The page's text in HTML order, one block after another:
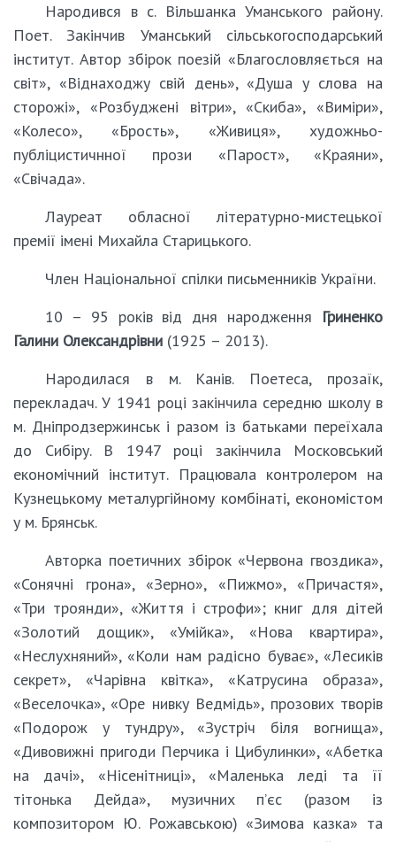
Народився в с. Вільшанка Уманського району.
Поет. Закінчив Уманський сільськогосподарський
інститут. Автор збірок поезій «Благословляється на
світ», «Віднаходжу свій день», «Душа у слова на
сторожі», «Розбуджені вітри», «Скиба», «Виміри»,
«Колесо», «Брость», «Живиця», художньо-
публіцистичнної прози «Парост», «Краяни»,
«Свічада».
Лауреат обласної літературно-мистецької
премії імені Михайла Старицького.
Член Національної спілки письменників України.
10 – 95 років від дня народження Гриненко
Галини Олександрівни (1925 – 2013).
Народилася в м. Канів. Поетеса, прозаїк,
перекладач. У 1941 році закінчила середню школу в
м. Дніпродзержинськ і разом із батьками переїхала
до Сибіру. В 1947 році закінчила Московський
економічний інститут. Працювала контролером на
Кузнецькому металургійному комбінаті, економістом
у м. Брянськ.
Авторка поетичних збірок «Червона гвоздика»,
«Сонячні грона», «Зерно», «Пижмо», «Причастя»,
«Три троянди», «Життя і строфи»; книг для дітей
«Золотий дощик», «Умійка», «Нова квартира»,
«Неслухняний», «Коли нам радісно буває», «Лесиків
секрет», «Чарівна квітка», «Катрусина образа»,
«Веселочка», «Оре нивку Ведмідь», прозових творів
«Подорож у тундру», «Зустріч біля вогнища»,
«Дивовижні пригоди Перчика і Цибулинки», «Абетка
на дачі», «Нісенітниці», «Маленька леді та її
тітонька Дейда», музичних п’єс (разом із
композитором Ю. Рожавською) «Зимова казка» та